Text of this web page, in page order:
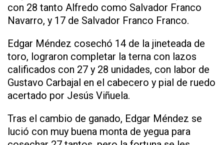
con 28 tanto Alfredo como Salvador Franco
Navarro, y 17 de Salvador Franco Franco.
Edgar Méndez cosechó 14 de la jineteada de
toro, lograron completar la terna con lazos
calificados con 27 y 28 unidades, con labor de
Gustavo Carbajal en el cabecero y pial de ruedo
acertado por Jesús Viñuela.
Tras el cambio de ganado, Edgar Méndez se
lució con muy buena monta de yegua para